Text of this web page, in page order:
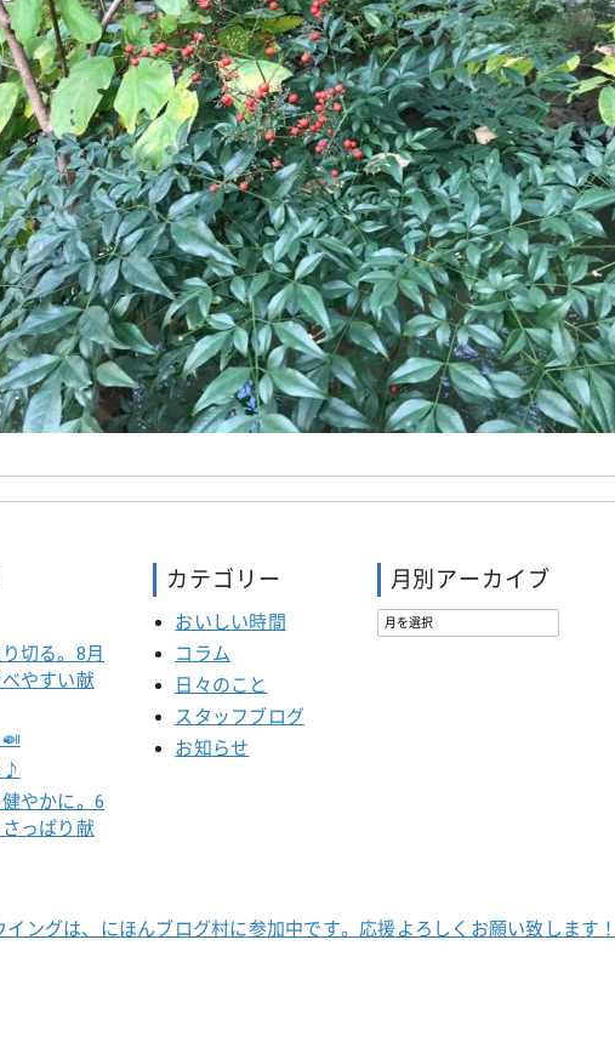
切る。8月
やすい献
♪
やかに。6
っぱり献
カテゴリー
おいしい時間
コラム
日々のこと
スタッフブログ
お知らせ
月別アーカイブ
イングは、にほんブログ村に参加中です。 応援よろしくお願い致します！